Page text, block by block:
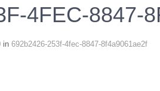
4FEC-8847-
in 692b2426-253f-4fec-8847-8f4a9061ae2f